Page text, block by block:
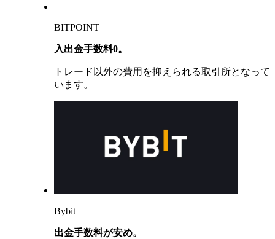
BITPOINT
入出金手数料0。
トレード以外の費用を抑えられる取引所となって
います。
Bybit
出金手数料が安め。